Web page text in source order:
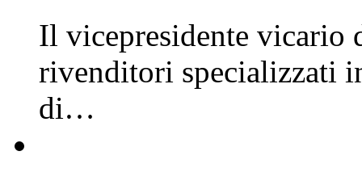
Il vicepresidente vicario
rivenditori specializzati
di…